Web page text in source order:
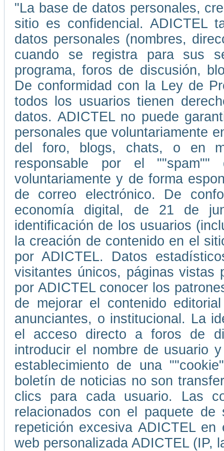
"La base de datos personales,
sitio es confidencial. ADICTEL
datos personales (nombres,
cuando se registra para sus
programa, foros de discusión,
De conformidad con la Ley de
todos los usuarios tienen
datos. ADICTEL no puede
personales que voluntariamente
del foro, blogs, chats, o en
responsable por el
voluntariamente y de forma
de correo electrónico. De
economía digital, de 21 de
identificación de los usuarios
la creación de contenido en el
por ADICTEL. Datos
visitantes únicos, páginas vistas
por ADICTEL conocer los
de mejorar el contenido
anunciantes, o institucional. La
el acceso directo a foros de
introducir el nombre de usuario
establecimiento de una
boletín de noticias no son
clics para cada usuario. Las
relacionados con el paquete
repetición excesiva ADICTEL
web personalizada ADICTEL (IP,